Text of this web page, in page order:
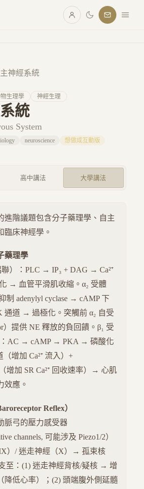
神經系統
生理學 神經生理
統
System
neuroscience 想做成互動版
高中講法 大學講法
進階議題包含分子藥理學、自主
臨床神經學。
藥理學
聯）：PLC → IP₃ + DAG → Ca²⁺
→ 血管平滑肌收縮。α₂ 受體
制 adenylyl cyclase → cAMP 下
通道 → 過極化。突觸前 α₂ 自受
）提供 NE 釋放的負回饋。β₁ 受
：AC → cAMP → PKA → 磷酸化
（增加 Ca²⁺ 流入）+
增加 SR Ca²⁺ 回收速率）→ 心肌
效應。
Reflex）
脈弓的壓力感受器
channels, 可能涉及 Piezo1/2）
）/ 迷走神經（X）→ 孤束核
至：(1) 迷走神經背核/疑核 → 增
降低心率）；(2) 頭端腹外側延髓